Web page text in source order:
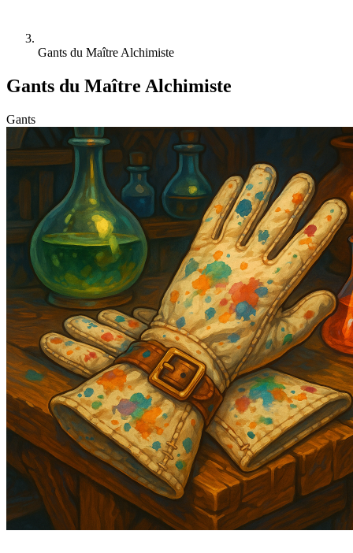
Gants du Maître Alchimiste
Gants du Maître Alchimiste
Gants